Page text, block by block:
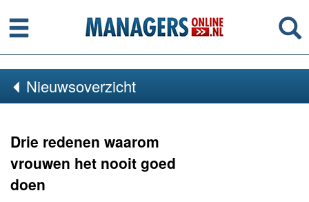
Menu
Nieuwsoverzicht
Drie redenen waarom
vrouwen het nooit goed
doen